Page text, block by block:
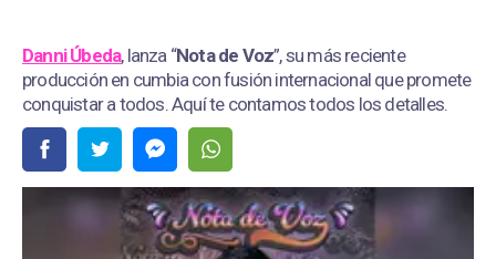
Danni Úbeda, lanza “Nota de Voz”, su más reciente
producción en cumbia con fusión internacional que promete
conquistar a todos. Aquí te contamos todos los detalles.